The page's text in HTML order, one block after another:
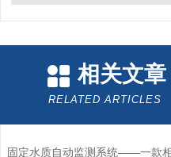
相关文章
RELATED ARTICLES